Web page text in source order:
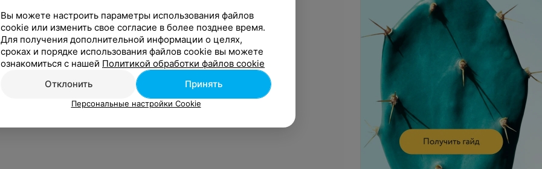
Вы можете настроить параметры использования файлов
cookie или изменить свое согласие в более позднее время.
Для получения дополнительной информации о целях,
сроках и порядке использования файлов cookie вы можете
ознакомиться с нашей Политикой обработки файлов cookie
Отклонить
Принять
Персональные настройки Cookie